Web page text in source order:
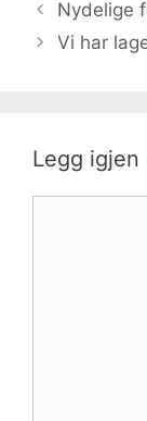
Nydelige
Vi har
Legg igjen